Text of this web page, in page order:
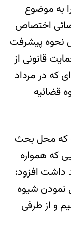
به موضوع
اختصاص
نحوه پیشرفت
قانونی از
که در مرداد
قوه قضائیه
که محل بحث
که همواره
داشت افزود:
نمودن شیوه
و از طرفی
تاحدی